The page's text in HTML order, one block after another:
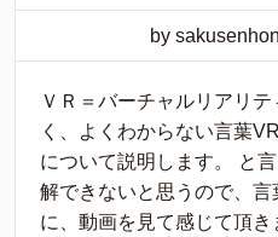
by
ＶＲ＝バーチャルリアリ
く、よくわからない言葉
について説明します。 と
解できないと思うので、
に、動画を見て感じて頂